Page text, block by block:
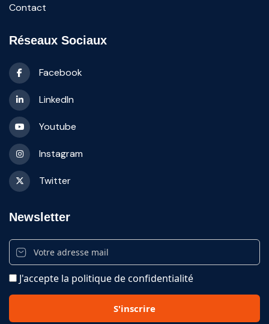
Contact
Réseaux Sociaux
Facebook
LinkedIn
Youtube
Instagram
Twitter
Newsletter
J'accepte la politique de confidentialité